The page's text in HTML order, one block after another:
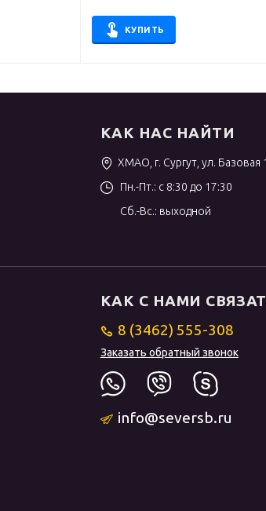
КУПИТЬ
КАК НАС НАЙТИ
ХМАО, г. Сургут, ул. Базовая
Пн.-Пт.: с 8:30 до 17:30
Сб.-Вс.: выходной
КАК С НАМИ
8 (3462) 555-308
Заказать обратный звонок
info@seversb.ru